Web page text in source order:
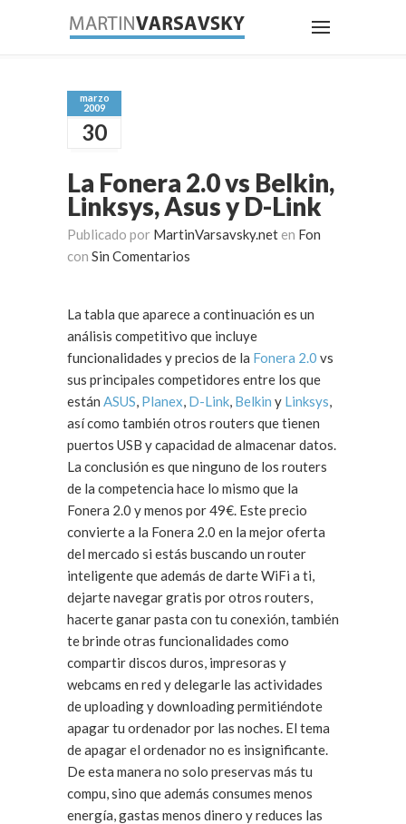
marzo
2009
30
La Fonera 2.0 vs Belkin,
Linksys, Asus y D-Link
Publicado por MartinVarsavsky.net en Fon
con Sin Comentarios
La tabla que aparece a continuación es un
análisis competitivo que incluye
funcionalidades y precios de la Fonera 2.0 vs
sus principales competidores entre los que
están ASUS, Planex, D-Link, Belkin y Linksys,
así como también otros routers que tienen
puertos USB y capacidad de almacenar datos.
La conclusión es que ninguno de los routers
de la competencia hace lo mismo que la
Fonera 2.0 y menos por 49€. Este precio
convierte a la Fonera 2.0 en la mejor oferta
del mercado si estás buscando un router
inteligente que además de darte WiFi a ti,
dejarte navegar gratis por otros routers,
hacerte ganar pasta con tu conexión, también
te brinde otras funcionalidades como
compartir discos duros, impresoras y
webcams en red y delegarle las actividades
de uploading y downloading permitiéndote
apagar tu ordenador por las noches. El tema
de apagar el ordenador no es insignificante.
De esta manera no solo preservas más tu
compu, sino que además consumes menos
energía, gastas menos dinero y reduces las